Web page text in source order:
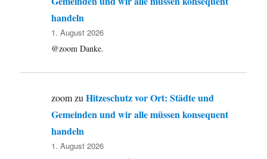
handeln
1. August 2026
@zoom Danke.
zoomzuHitzeschutz vor Ort: Städte und
Gemeinden und wir alle müssen konsequent
handeln
1. August 2026